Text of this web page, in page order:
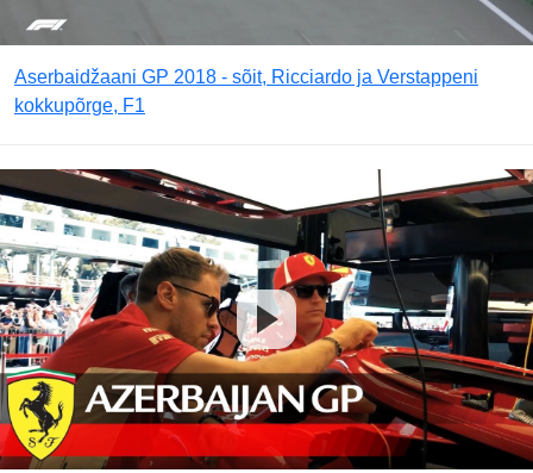
Aserbaidžaani GP 2018 - sõit, Ricciardo ja Verstappeni
kokkupõrge, F1